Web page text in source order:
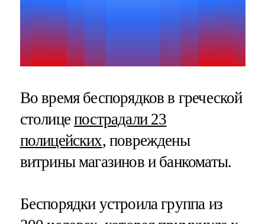
Во время беспорядков в греческой
столицепострадали 23
полицейских, повреждены
витрины магазинов и банкоматы.
Беспорядки устроила группа из